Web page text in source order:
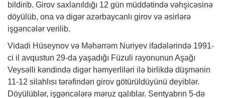
bildirib. Girov saxlanıldığı 12 gün müddətində vəhşicəsinə
döyülüb, ona və digər azərbaycanlı girov və əsirlərə
işgəncələr verilib.
Vidadi Hüseynov və Məhərrəm Nuriyev ifadələrində 1991-
ci il avqustun 29-da yaşadığı Füzuli rayonunun Aşağı
Veysəlli kəndində digər həmyerliləri ilə birlikdə düşmənin
11-12 silahlısı tərəfindən girov götürüldüyünü deyiblər.
Döyülüblər, işgəncələrə məruz qalıblar. Sentyabrın 5-də